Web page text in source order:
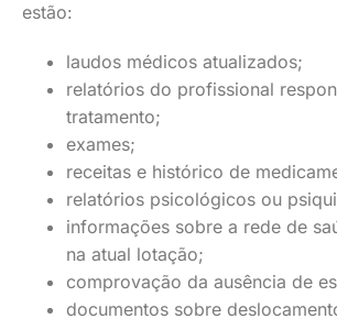
estão:
laudos médicos atualizados;
relatórios do profissional
tratamento;
exames;
receitas e histórico de
relatórios psicológicos ou
informações sobre a rede de
na atual lotação;
comprovação da ausência de
documentos sobre